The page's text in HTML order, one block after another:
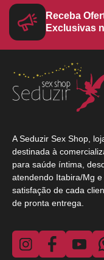
Receba
Exclusivas
A Seduzir Sex Shop,
destinada à
para saúde íntima,
atendendo Itabira/Mg
satisfação de cada
de pronta entrega.